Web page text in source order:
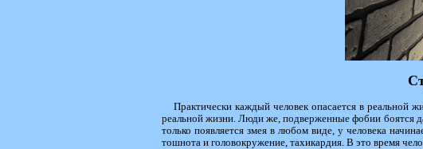
Практически каждый человек опасается в реальной
реальной жизни. Люди же, подверженные фобии боятся
только появляется змея в любом виде, у человека
тошнота и головокружение, тахикардия. В это время